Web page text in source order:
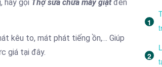
hãy gọi Thợ sửa chữa máy giặt đến
kêu to, mát phát tiếng ồn,… Giúp
giá tại đây.